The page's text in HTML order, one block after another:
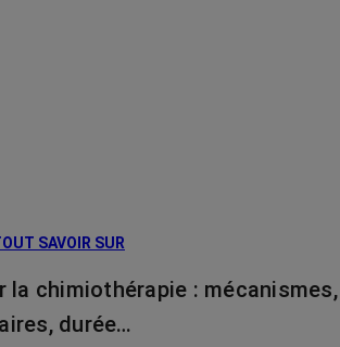
SAVOIR SUR
la chimiothérapie : mécanismes,
durée…